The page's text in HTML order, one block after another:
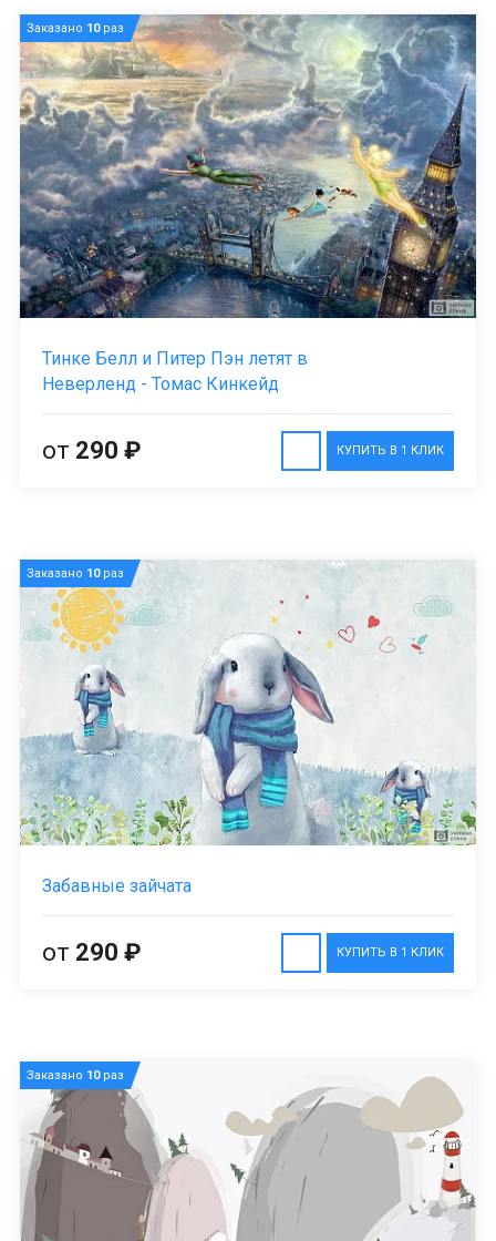
Заказано 10раз
Тинке Белл и Питер Пэн летят в
Неверленд - Томас Кинкейд
КУПИТЬ В 1 КЛИК
от 290 ₽
Заказано 10раз
Забавные зайчата
КУПИТЬ В 1 КЛИК
от 290 ₽
Заказано 10раз